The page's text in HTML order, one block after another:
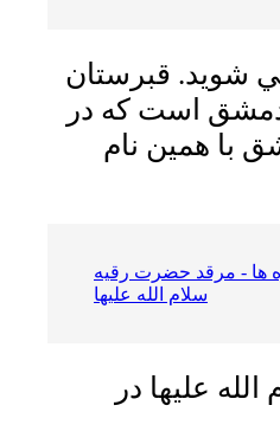
شويد. قبرستان
دمشق است كه در
با همين نام
ها - مرقد حضرت رقيه
سلام الله عليها
عليها در